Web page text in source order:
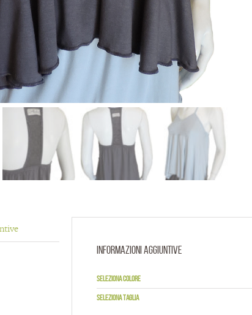
Informazioni aggiuntive
Seleziona colore
Seleziona taglia